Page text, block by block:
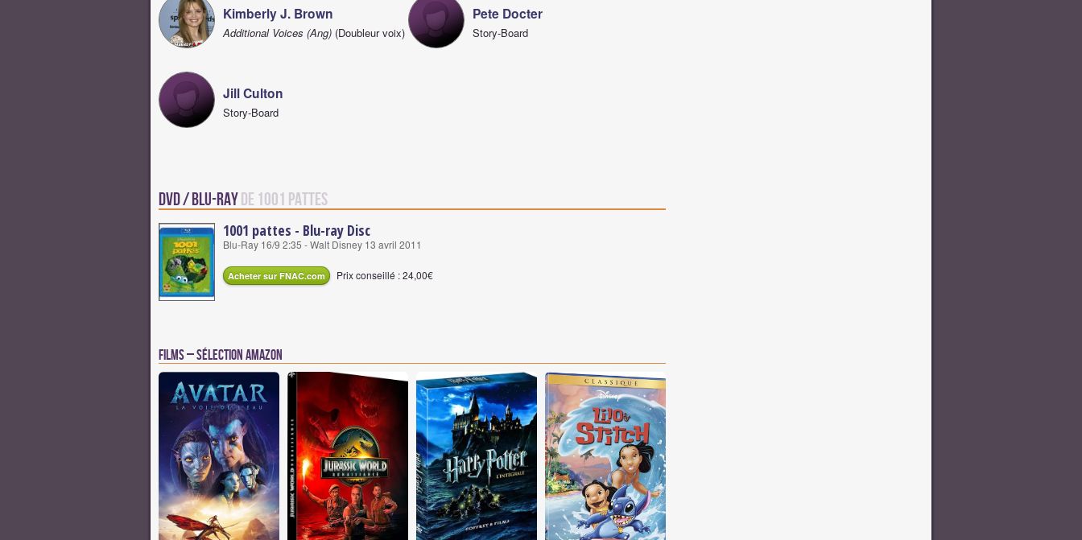
Kimberly J. Brown
Additional Voices (Ang) (Doubleur voix)
Pete Docter
Story-Board
Jill Culton
Story-Board
DVD / Blu-Rayde 1001 Pattes
1001 pattes - Blu-ray Disc
Blu-Ray 16/9 2:35 - Walt Disney 13 avril 2011
Acheter sur FNAC.com Prix conseillé : 24,00€
Films – Sélection Amazon